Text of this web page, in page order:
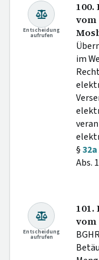
Entscheidung
aufrufen
100.
vom
im
§32a
Abs.
Entscheidung
aufrufen
101.
vom